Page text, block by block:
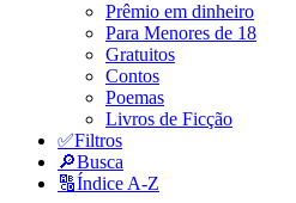
Prêmio em dinheiro
Para Menores de 18
Gratuitos
Contos
Poemas
Livros de Ficção
✅Filtros
🔎Busca
🔠Índice A-Z